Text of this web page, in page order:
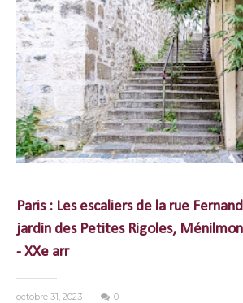
Paris : Les escaliers de la rue
jardin des Petites Rigoles,
- XXe arr
octobre 31, 2023 0